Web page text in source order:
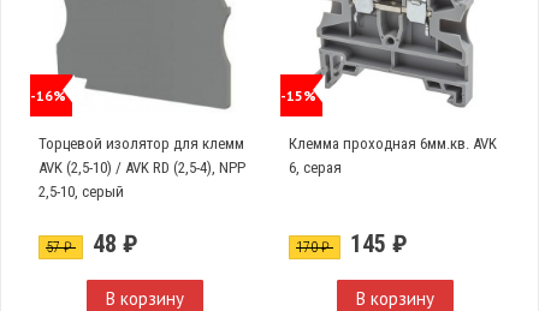
-16%
Торцевой изолятор для клемм
AVK (2,5-10) / AVK RD (2,5-4), NPP
2,5-10, серый
57 ₽ 48 ₽
В корзину
-15%
Клемма проходная 6мм.кв. AVK
6, серая
170 ₽ 145 ₽
В корзину